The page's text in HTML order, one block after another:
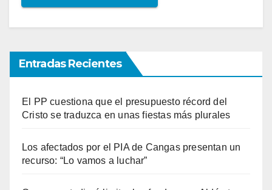
Entradas Recientes
El PP cuestiona que el presupuesto récord del
Cristo se traduzca en unas fiestas más plurales
Los afectados por el PIA de Cangas presentan un
recurso: “Lo vamos a luchar”